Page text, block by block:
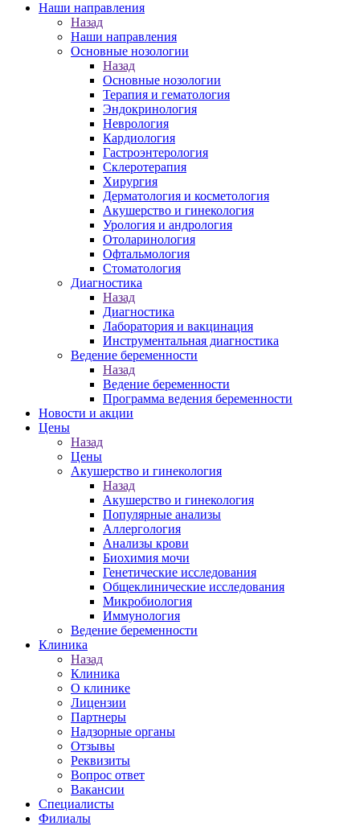
Наши направления
Назад
Наши направления
Основные нозологии
Назад
Основные нозологии
Терапия и гематология
Эндокринология
Неврология
Кардиология
Гастроэнтерология
Склеротерапия
Хирургия
Дерматология и косметология
Акушерство и гинекология
Урология и андрология
Отоларинология
Офтальмология
Стоматология
Диагностика
Назад
Диагностика
Лаборатория и вакцинация
Инструментальная диагностика
Ведение беременности
Назад
Ведение беременности
Программа ведения беременности
Новости и акции
Цены
Назад
Цены
Акушерство и гинекология
Назад
Акушерство и гинекология
Популярные анализы
Аллергология
Анализы крови
Биохимия мочи
Генетические исследования
Общеклинические исследования
Микробиология
Иммунология
Ведение беременности
Клиника
Назад
Клиника
О клинике
Лицензии
Партнеры
Надзорные органы
Отзывы
Реквизиты
Вопрос ответ
Вакансии
Специалисты
Филиалы